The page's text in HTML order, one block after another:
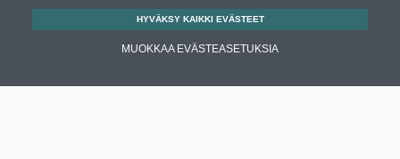
HYVÄKSY KAIKKI EVÄSTEET
MUOKKAA EVÄSTEASETUKSIA